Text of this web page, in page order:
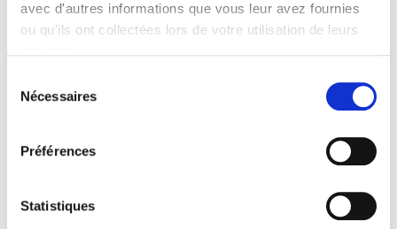
avec d'autres informations que vous leur avez fournies
ou qu'ils ont collectées lors de votre utilisation de leurs
Nécessaires
Préférences
Statistiques
Computerland devient KEYES, votre partenaire
belge de référence en solutions digitales, alliant
Cette évolution marque une nouvelle étape, avec
personnes de contact habituelles restent les
mêmes et notre helpdesk continue de vous